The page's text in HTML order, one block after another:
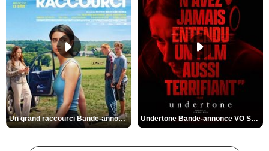
Un grand raccourci Bande-annonce VF Undertone Bande-annonce VO STFR